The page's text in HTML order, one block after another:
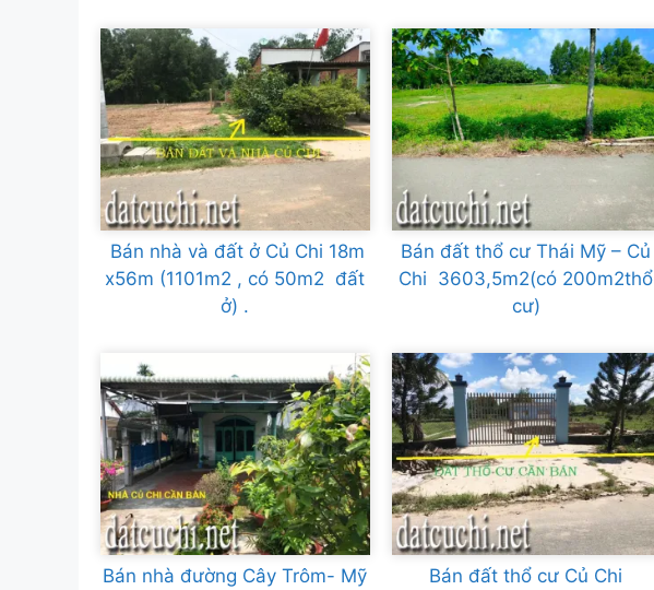
Bán nhà và đất ở Củ Chi 18m
x56m (1101m2 , có 50m2 đất
ở) .
Bán đất thổ cư Thái Mỹ – Củ
Chi 3603,5m2(có 200m2thổ
cư)
Bán nhà đường Cây Trôm- Mỹ
Bán đất thổ cư Củ Chi